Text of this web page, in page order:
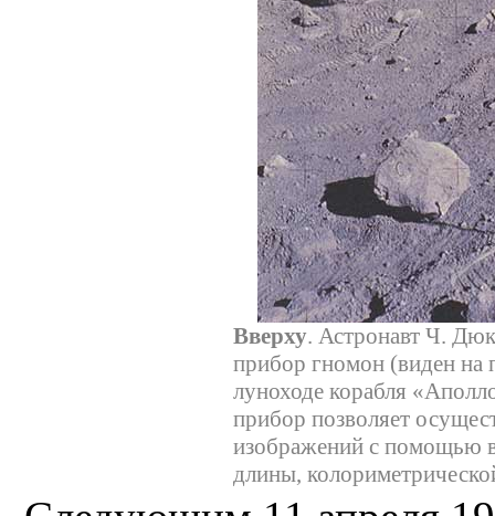
Вверху. Астронавт Ч.
прибор гномон (виден на
луноходе корабля
прибор позволяет
изображений с помощью
длины,